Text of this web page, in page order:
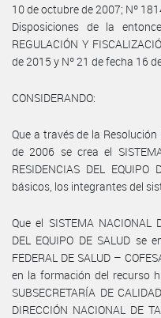
10 de octubre de 2007; Nº
Disposiciones de la
REGULACIÓN Y
de 2015 y Nº 21 de fecha 16
CONSIDERANDO:
Que a través de la
de 2006 se crea el
RESIDENCIAS DEL
básicos, los integrantes del
Que el SISTEMA NACIONAL
DEL EQUIPO DE SALUD se
FEDERAL DE SALUD –
en la formación del recurso
SUBSECRETARÍA DE
DIRECCIÓN NACIONAL DE